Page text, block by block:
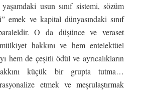
usun sınıf sistemi, sözüm
emek ve kapital dünyasındaki sınıf
O da düşünce ve veraset
hakkını ve hem entelektüel
hem de çeşitli ödül ve ayrıcalıkların
küçük bir grupta tutma…
etmek ve meşrulaştırmak